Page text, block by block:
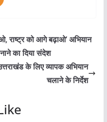
राष्ट्र को आगे बढ़ाओ’ अभियान
का दिया संदेश
के लिए व्यापक अभियान
चलाने के निर्देश